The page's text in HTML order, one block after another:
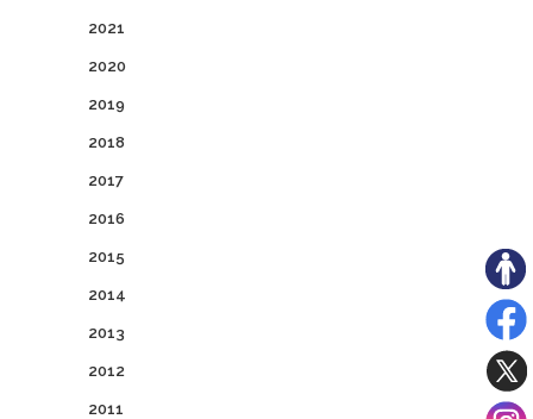
2021
2020
2019
2018
2017
2016
2015
2014
2013
2012
2011